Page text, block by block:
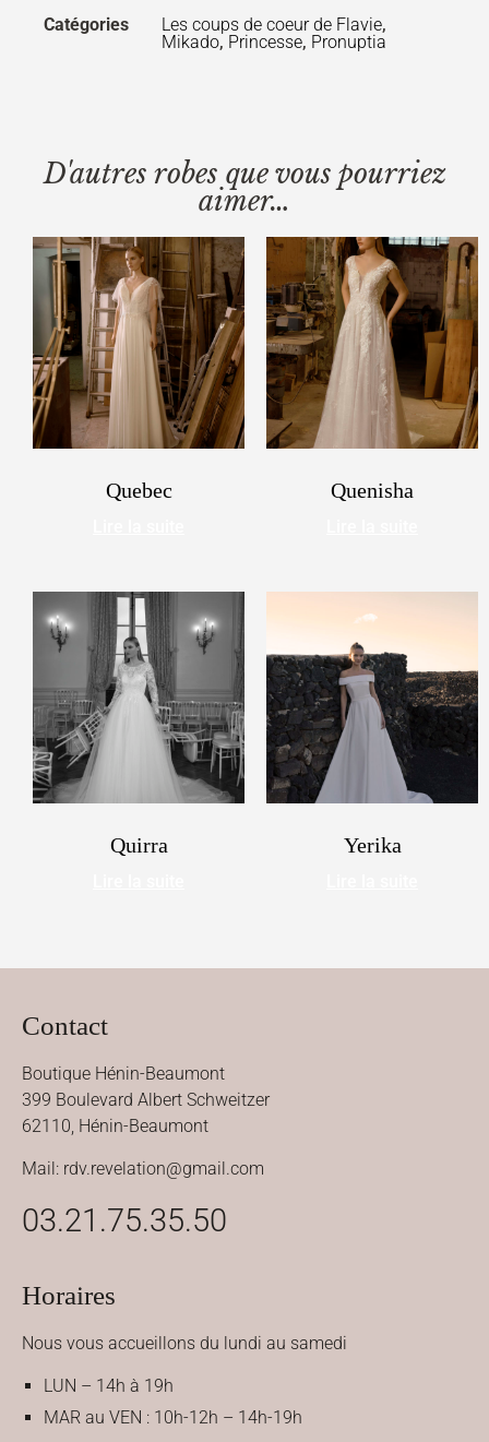
Catégories Les coups de coeur de Flavie,
Mikado, Princesse, Pronuptia
D'autres robes que vous pourriez
aimer…
Quebec Quenisha
Quirra Yerika
Contact
Boutique Hénin-Beaumont
399 Boulevard Albert Schweitzer
62110, Hénin-Beaumont
Mail: rdv.revelation@gmail.com
03.21.75.35.50
Horaires
Nous vous accueillons du lundi au samedi
LUN – 14h à 19h
MAR au VEN : 10h-12h – 14h-19h